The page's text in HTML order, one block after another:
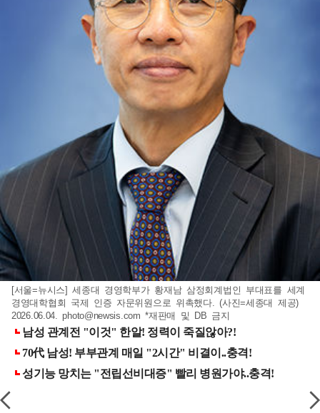
[서울=뉴시스] 세종대 경영학부가 황재남 삼정회계법인 부대표를 세계
경영대학협회 국제 인증 자문위원으로 위촉했다. (사진=세종대 제공)
2026.06.04.photo@newsis.com *재판매 및 DB 금지